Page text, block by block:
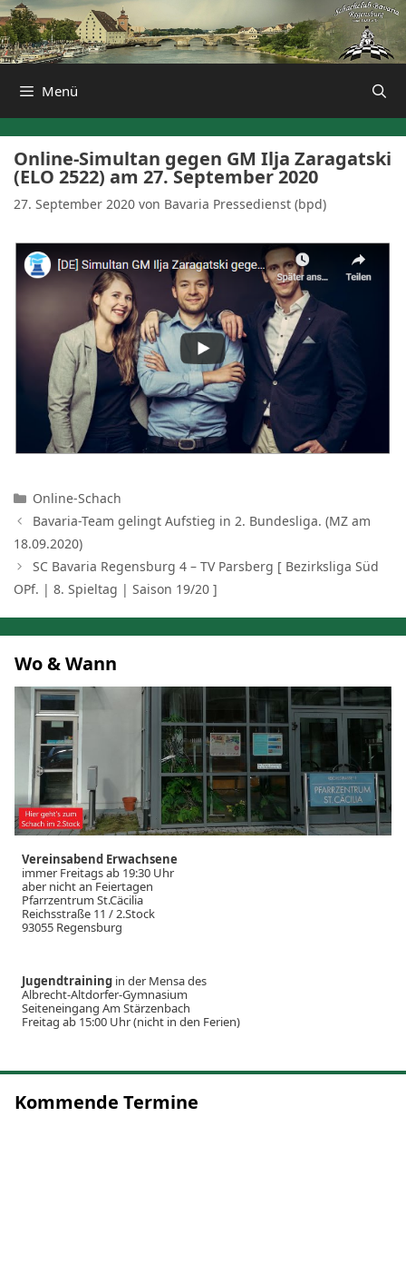
Zum
Inhalt
springen
Menü
Online-Simultan gegen GM Ilja Zaragatski
(ELO 2522) am 27. September 2020
27. September 2020 von Bavaria Pressedienst (bpd)
Kategorien
Online-Schach
Bavaria-Team gelingt Aufstieg in 2. Bundesliga. (MZ am
18.09.2020)
SC Bavaria Regensburg 4 – TV Parsberg [ Bezirksliga Süd
OPf. | 8. Spieltag | Saison 19/20 ]
Wo & Wann
Vereinsabend Erwachsene
immer Freitags ab 19:30 Uhr
aber nicht an Feiertagen
Pfarrzentrum St.Cäcilia
Reichsstraße 11 / 2.Stock
93055 Regensburg
Jugendtraining in der Mensa des
Albrecht-Altdorfer-Gymnasium
Seiteneingang Am Stärzenbach
Freitag ab 15:00 Uhr (nicht in den Ferien)
Kommende Termine